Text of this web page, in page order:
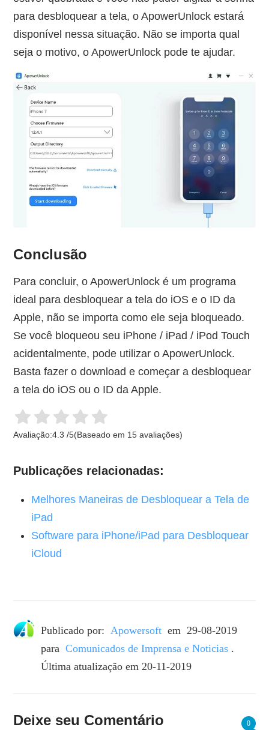
para desbloquear a tela, o ApowerUnlock estará
disponível nessa situação. Não se importa qual
seja o motivo, o ApowerUnlock pode te ajudar.
Conclusão
Para concluir, o ApowerUnlock é um programa
ideal para desbloquear a tela do iOS e o ID da
Apple, não se importa como ele seja bloqueado.
Se você bloqueou seu iPhone / iPad / iPod Touch
acidentalmente, pode utilizar o ApowerUnlock.
Basta fazer o download e começar a desbloquear
a tela do iOS ou o ID da Apple.
Avaliação:4.3 /5(Baseado em 15 avaliações)
Publicações relacionadas:
Melhores Maneiras de Desbloquear a Tela de
iPad
Software para iPhone/iPad para Desbloquear
iCloud
Publicado por: Apowersoft em 29-08-2019
para Comunicados de Imprensa e Noticias .
Última atualização em 20-11-2019
Deixe seu Comentário 0